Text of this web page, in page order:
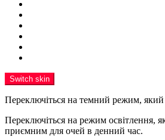
Switch skin
Переключіться на темний режим,
Переключіться на режим освітлення,
приємним для очей в денний час.